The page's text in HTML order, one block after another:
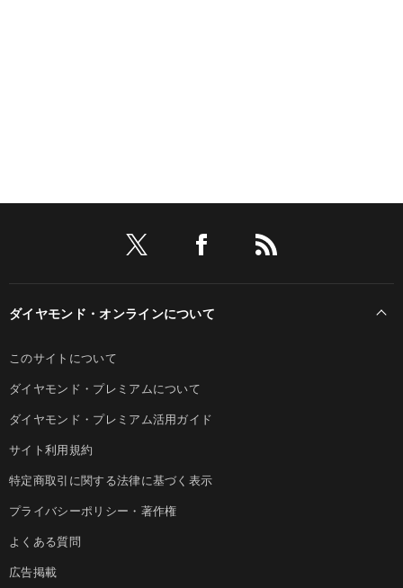
ダイヤモンド・オンラインについて
このサイトについて
ダイヤモンド・プレミアムについて
ダイヤモンド・プレミアム活用ガイド
サイト利用規約
特定商取引に関する法律に基づく表示
プライバシーポリシー・著作権
よくある質問
広告掲載